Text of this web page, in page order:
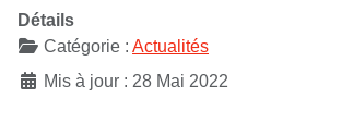
Détails
Catégorie : Actualités
Mis à jour : 28 Mai 2022